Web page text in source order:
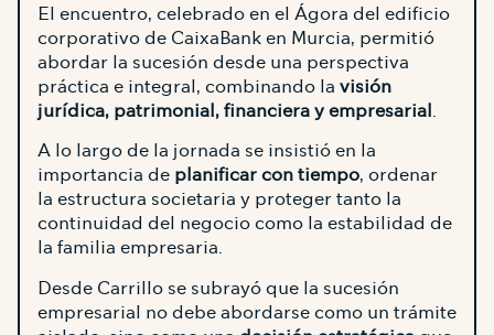
El encuentro, celebrado en el Ágora del edificio
corporativo de CaixaBank en Murcia, permitió
abordar la sucesión desde una perspectiva
práctica e integral, combinando la visión
jurídica, patrimonial, financiera y empresarial.
A lo largo de la jornada se insistió en la
importancia de planificar con tiempo, ordenar
la estructura societaria y proteger tanto la
continuidad del negocio como la estabilidad de
la familia empresaria.
Desde Carrillo se subrayó que la sucesión
empresarial no debe abordarse como un trámite